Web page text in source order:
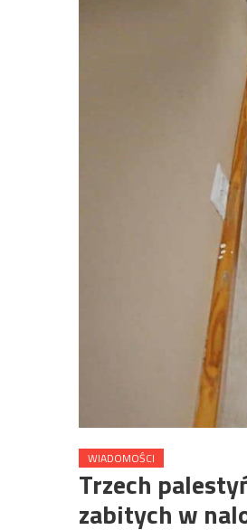
WIADOMOŚCI
Trzech
zabitych w